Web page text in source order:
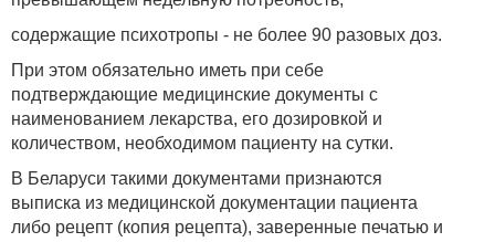
содержащие психотропы - не более 90 разовых доз.
При этом обязательно иметь при себе
подтверждающие медицинские документы с
наименованием лекарства, его дозировкой и
количеством, необходимом пациенту на сутки.
В Беларуси такими документами признаются
выписка из медицинской документации пациента
либо рецепт (копия рецепта), заверенные печатью и